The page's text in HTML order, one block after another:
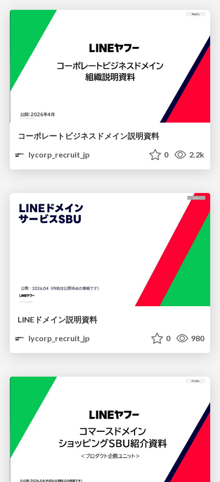
コーポレートビジネスドメイン説明資料
lycorp_recruit_jp
0 2.2k
LINEドメイン説明資料
lycorp_recruit_jp
0 980